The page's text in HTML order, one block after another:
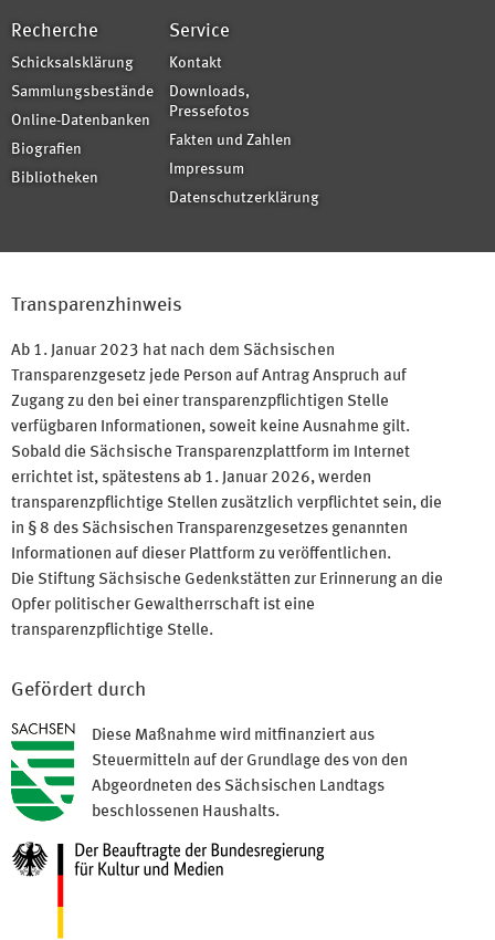
Recherche
Schicksalsklärung
Sammlungsbestände
Online-Datenbanken
Biografien
Bibliotheken
Service
Kontakt
Downloads,
Pressefotos
Fakten und Zahlen
Impressum
Datenschutzerklärung
Transparenzhinweis
Ab 1. Januar 2023 hat nach dem Sächsischen
Transparenzgesetz jede Person auf Antrag Anspruch auf
Zugang zu den bei einer transparenzpflichtigen Stelle
verfügbaren Informationen, soweit keine Ausnahme gilt.
Sobald die Sächsische Transparenzplattform im Internet
errichtet ist, spätestens ab 1. Januar 2026, werden
transparenzpflichtige Stellen zusätzlich verpflichtet sein, die
in § 8 des Sächsischen Transparenzgesetzes genannten
Informationen auf dieser Plattform zu veröffentlichen.
Die Stiftung Sächsische Gedenkstätten zur Erinnerung an die
Opfer politischer Gewaltherrschaft ist eine
transparenzpflichtige Stelle.
Gefördert durch
Diese Maßnahme wird mitfinanziert aus
Steuermitteln auf der Grundlage des von den
Abgeordneten des Sächsischen Landtags
beschlossenen Haushalts.